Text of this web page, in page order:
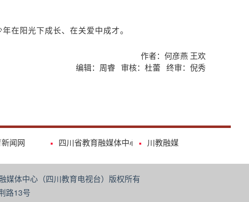
在阳光下成长、在关爱中成才。
作者：何彦燕 王欢
编辑：周睿 审核：杜蕾 终审：倪秀
闻网 四川省教育融媒体中心 川教融媒
体中心（四川教育电视台）版权所有
路13号